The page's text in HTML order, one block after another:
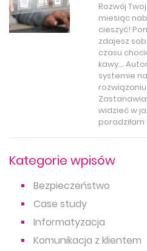
Rozwój
miesiąc
cieszyć!
zdajesz
czasu
kawy…
systemie
widzieć w
Kategorie wpisów
Bezpieczeństwo
Case study
Informatyzacja
Komunikacja z klientem